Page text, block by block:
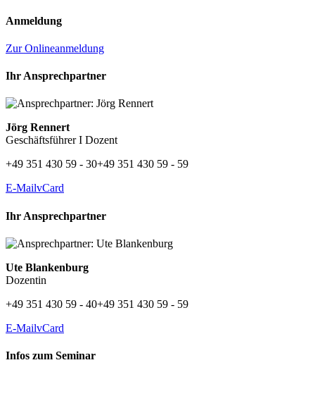
Anmeldung
Zur Onlineanmeldung
Ihr Ansprechpartner
Jörg Rennert
Geschäftsführer I Dozent
+49 351 430 59 - 30+49 351 430 59 - 59
E-MailvCard
Ihr Ansprechpartner
Ute Blankenburg
Dozentin
+49 351 430 59 - 40+49 351 430 59 - 59
E-MailvCard
Infos zum Seminar